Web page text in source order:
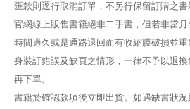
匯款則逕行取消訂單，不另行保留訂購之書
官網線上販售書籍絕非二手書，但若非當
時間過久或是通路退回而有收縮膜破損並
身裝訂錯誤及缺頁之情形，一律不予以退
再下單。
書籍於確認款項後立即出貨。如遇缺書狀